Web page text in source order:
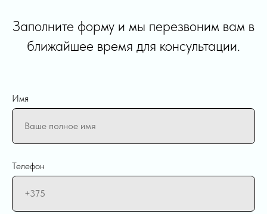
Заполните форму и мы перезвоним вам в
ближайшее время для консультации.
Имя
Телефон